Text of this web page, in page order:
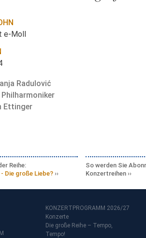
e-Moll
Radulović
Ettinger
Reihe:
Die große Liebe?
So werden Sie
Konzertreihen
KONZERTPROGRAMM 2026/27
Konzerte
Die große Reihe – Tempo,
Tempo!